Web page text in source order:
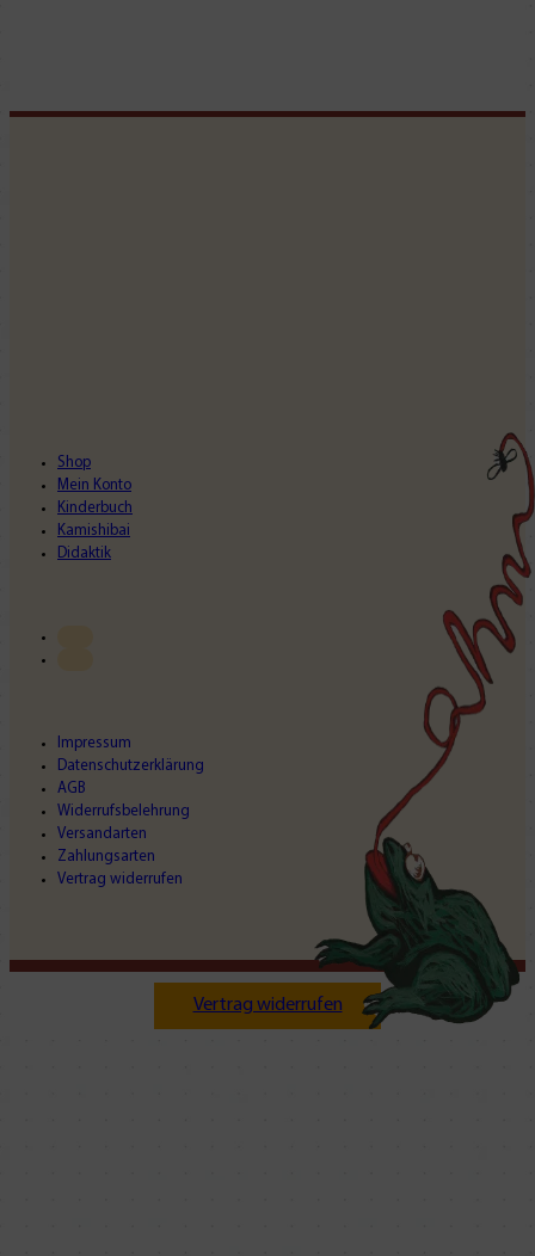
Shop
Mein Konto
Kinderbuch
Kamishibai
Didaktik
Impressum
Datenschutzerklärung
AGB
Widerrufsbelehrung
Versandarten
Zahlungsarten
Vertrag widerrufen
Vertrag widerrufen